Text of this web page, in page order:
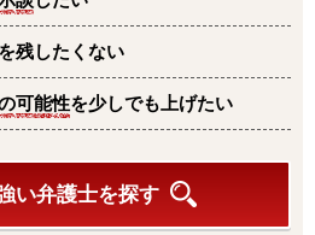
残したくない
可能性を少しでも上げたい
い弁護士を探す